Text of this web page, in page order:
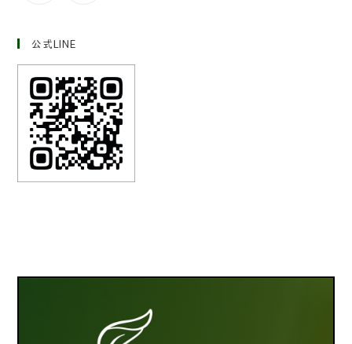
公式LINE